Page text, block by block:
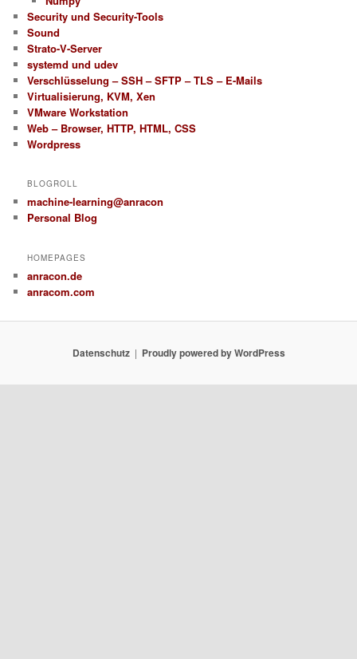
Security und Security-Tools
Sound
Strato-V-Server
systemd und udev
Verschlüsselung – SSH – SFTP – TLS – E-Mails
Virtualisierung, KVM, Xen
VMware Workstation
Web – Browser, HTTP, HTML, CSS
Wordpress
BLOGROLL
machine-learning@anracon
Personal Blog
HOMEPAGES
anracon.de
anracom.com
Datenschutz Proudly powered by WordPress